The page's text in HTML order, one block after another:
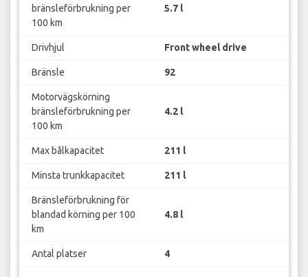
bränsleförbrukning per
100 km
5.7 l
Drivhjul Front wheel drive
Bränsle 92
Motorvägskörning
bränsleförbrukning per
100 km
4.2 l
Max bålkapacitet 211 l
Minsta trunkkapacitet 211 l
Bränsleförbrukning för
blandad körning per 100
km
4.8 l
Antal platser 4